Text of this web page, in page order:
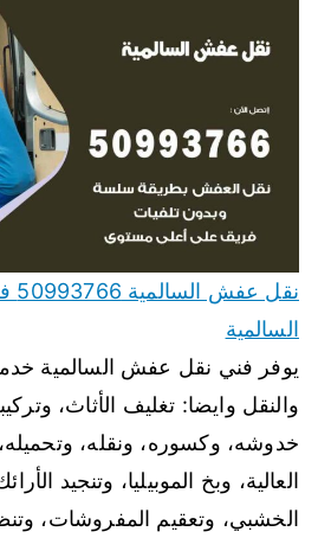
السالمية
يوفر فني نقل عفش السالمية
والنقل وايضا: تغليف الأثاث،
خدوشه، وكسوره، ونقله،
العالية، وبخ الموبيليا، وتنجيد
الخشبي، وتعقيم المفروشات،